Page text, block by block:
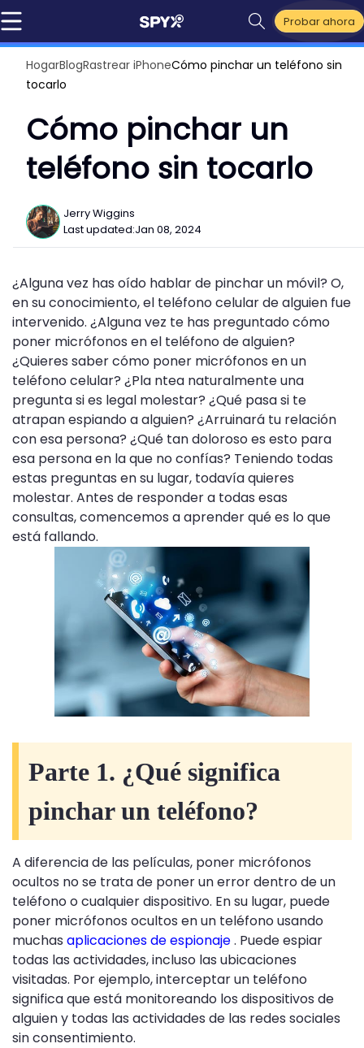
Probar ahora
HogarBlogRastrear iPhoneCómo pinchar un teléfono sin
tocarlo
Cómo pinchar un
teléfono sin tocarlo
Jerry Wiggins
Last updated:Jan 08, 2024
¿Alguna vez has oído hablar de pinchar un móvil? O,
en su conocimiento, el teléfono celular de alguien fue
intervenido. ¿Alguna vez te has preguntado cómo
poner micrófonos en el teléfono de alguien?
¿Quieres saber cómo poner micrófonos en un
teléfono celular? ¿Pla ntea naturalmente una
pregunta si es legal molestar? ¿Qué pasa si te
atrapan espiando a alguien? ¿Arruinará tu relación
con esa persona? ¿Qué tan doloroso es esto para
esa persona en la que no confías? Teniendo todas
estas preguntas en su lugar, todavía quieres
molestar. Antes de responder a todas esas
consultas, comencemos a aprender qué es lo que
está fallando.
Parte 1. ¿Qué significa
pinchar un teléfono?
A diferencia de las películas, poner micrófonos
ocultos no se trata de poner un error dentro de un
teléfono o cualquier dispositivo. En su lugar, puede
poner micrófonos ocultos en un teléfono usando
muchas aplicaciones de espionaje. Puede espiar
todas las actividades, incluso las ubicaciones
visitadas. Por ejemplo, interceptar un teléfono
significa que está monitoreando los dispositivos de
alguien y todas las actividades de las redes sociales
sin consentimiento.